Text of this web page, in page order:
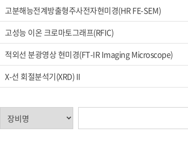
고분해능전계방출형주사전자현미경(HR FE-SEM)
고성능 이온 크로마토그래프(RFIC)
적외선 분광영상 현미경(FT-IR Imaging Microscope)
X-선 회절분석기(XRD) II